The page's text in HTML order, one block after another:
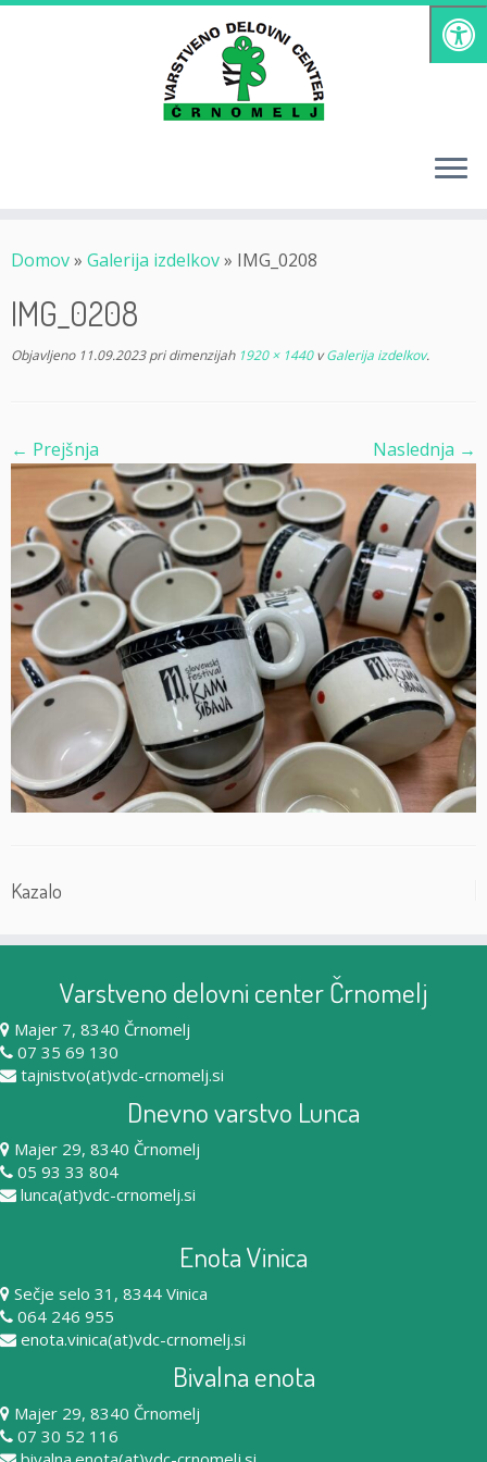
Skoči
Domov» Galerija izdelkov» IMG_0208
IMG_0208
Objavljeno 11.09.2023pri dimenzijah1920 × 1440vGalerija izdelkov.
← Prejšnja Naslednja →
Kazalo
Varstveno delovni center Črnomelj
Majer 7, 8340 Črnomelj
07 35 69 130
tajnistvo(at)vdc-crnomelj.si
Dnevno varstvo Lunca
Majer 29, 8340 Črnomelj
05 93 33 804
lunca(at)vdc-crnomelj.si
Enota Vinica
Sečje selo 31, 8344 Vinica
064 246 955
enota.vinica(at)vdc-crnomelj.si
Bivalna enota
Majer 29, 8340 Črnomelj
07 30 52 116